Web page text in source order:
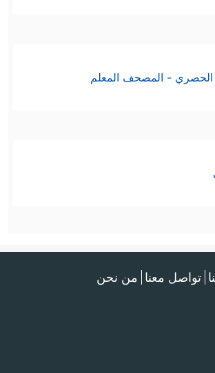
الحصري - المصحف المعلم
تواصل معنا من نحن